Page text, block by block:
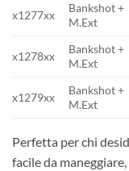
x1277xx
Bankshot +
M.Ext
x1278xx
Bankshot +
M.Ext
x1279xx
Bankshot +
M.Ext
Perfetta per chi
facile da